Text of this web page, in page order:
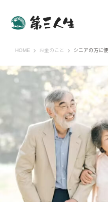
HOME 第三人生 〜寄り道の歩き方〜
お金のこと シニアの方に